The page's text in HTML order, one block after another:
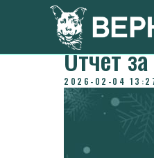
Отчёт
2026-02-04